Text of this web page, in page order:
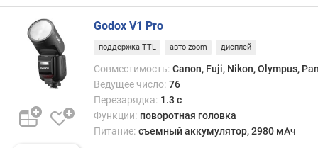
г
и
м
о
о
р
Godox V1 Pro
поддержка TTL авто zoom дисплей
Совместимость: Canon, Fuji, Nikon, Olympus,
Ведущее число: 76
Перезарядка: 1.3 с
Функции: поворотная головка
Питание: съемный аккумулятор, 2980 мАч